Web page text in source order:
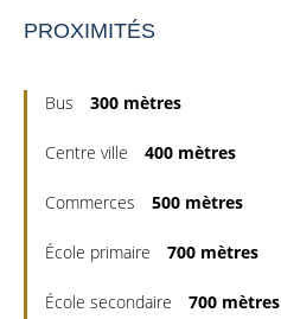
PROXIMITÉS
Bus 300 mètres
Centre ville 400 mètres
Commerces 500 mètres
École primaire 700 mètres
École secondaire 700 mètres